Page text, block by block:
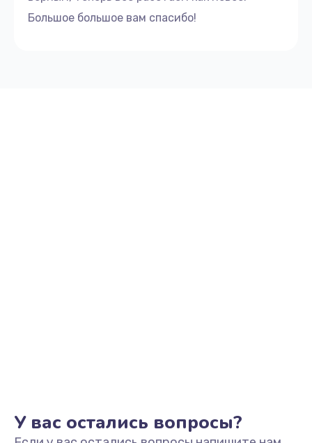
Большое большое вам спасибо!
У вас остались вопросы?